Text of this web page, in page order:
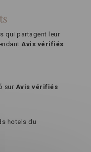
qui partagent leur
Avis vérifiés
sur Avis vérifiés
hotels du